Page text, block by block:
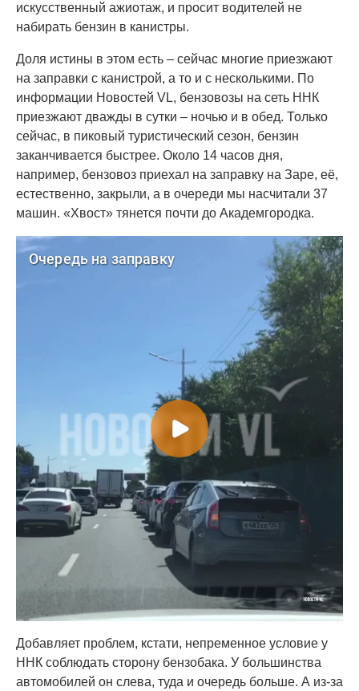
искусственный ажиотаж, и просит водителей не
набирать бензин в канистры.
Доля истины в этом есть – сейчас многие приезжают
на заправки с канистрой, а то и с несколькими. По
информации Новостей VL, бензовозы на сеть ННК
приезжают дважды в сутки – ночью и в обед. Только
сейчас, в пиковый туристический сезон, бензин
заканчивается быстрее. Около 14 часов дня,
например, бензовоз приехал на заправку на Заре, её,
естественно, закрыли, а в очереди мы насчитали 37
машин. «Хвост» тянется почти до Академгородка.
Добавляет проблем, кстати, непременное условие у
ННК соблюдать сторону бензобака. У большинства
автомобилей он слева, туда и очередь больше. А из-за